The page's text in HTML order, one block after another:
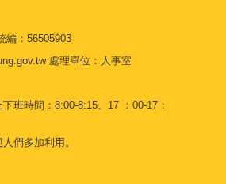
編：56505903
處理單位：人事室
班時間：8:00-8:15、17 ：00-17：
們多加利用。